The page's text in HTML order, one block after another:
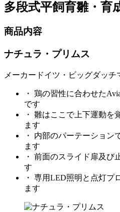
多段式平飼育雛・育
商品内容
ナチュラ・プリムス
メーカー ドイツ・ビッグダッチ
・ 鶏の習性に合わせた
です
・ 雛はここで上下運動を
ます
・ 内部のパーテーション
ます
・ 前面のスライド扉及び
す
・ 専用LED照明と点灯プ
ます